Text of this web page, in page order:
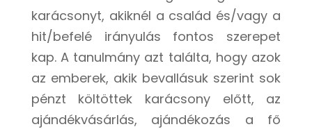
karácsonyt, akiknél a család és/vagy a
hit/befelé irányulás fontos szerepet
kap. A tanulmány azt találta, hogy azok
az emberek, akik bevallásuk szerint sok
pénzt költöttek karácsony előtt, az
ajándékvásárlás, ajándékozás a fő